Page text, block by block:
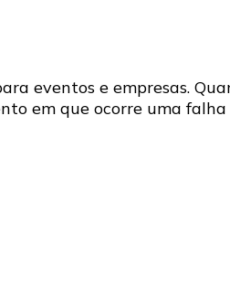
eventos e empresas.
em que ocorre uma